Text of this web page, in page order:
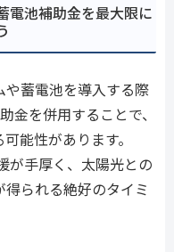
電池補助金を最大限に
蓄電池を導入する際
金を併用することで、
能性があります。
が手厚く、太陽光との
られる絶好のタイミ